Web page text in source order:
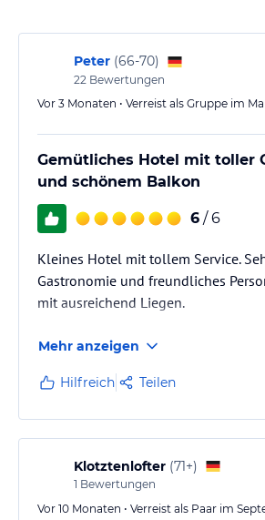
Sport und Unterhaltung
Wir bieten unseren Gästen ein kostenloses
Fitnessstudio und einen Massageraum. Auf
Terrasse finden Sie außerdem Schach- und
Zahlreiche Sportmöglichkeiten befinden
Nähe des Hotels.
Verbringen Sie Ihre Freizeit lieber auf dem
Wir organisieren täglich Ausflüge zum La-
Motorboots.
Vom Hotel Punta Est aus können Sie
Hoteliers-/Veranstalter-/
ohne Gewähr und ohne Prüfung durch
jeweiligen Veranstalters.
Peter (66-70)
22 Bewertungen
Vor 3 Monaten • Verreist als Gruppe im
Gemütliches Hotel mit toller
und schönem Balkon
6 / 6
Kleines Hotel mit tollem Service.
Gastronomie und freundliches
mit ausreichend Liegen.
Mehr anzeigen
Hilfreich Teilen
Klotztenlofter (71+)
1 Bewertungen
Vor 10 Monaten • Verreist als Paar im